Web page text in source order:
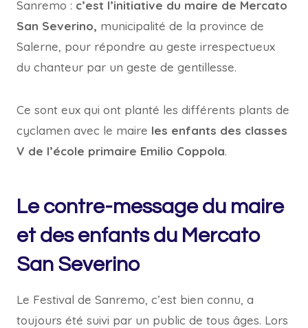
Sanremo : c’est l’initiative du maire de Mercato
San Severino, municipalité de la province de
Salerne, pour répondre au geste irrespectueux
du chanteur par un geste de gentillesse.
Ce sont eux qui ont planté les différents plants de
cyclamen avec le maire les enfants des classes
V de l’école primaire Emilio Coppola.
Le contre-message du maire
et des enfants du Mercato
San Severino
Le Festival de Sanremo, c’est bien connu, a
toujours été suivi par un public de tous âges. Lors